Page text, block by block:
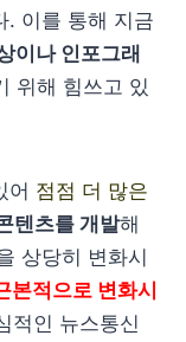
. 이를 통해 지금
이나 인포그래
위해 힘쓰고 있
어 점점 더 많은
텐츠를 개발해
상당히 변화시
본적으로 변화시
적인 뉴스통신